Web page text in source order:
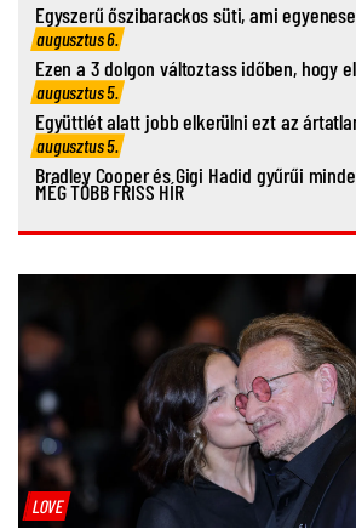
Egyszerű őszibarackos süti, ami
augusztus 6.
Ezen a 3 dolgon változtass időben, hogy
augusztus 5.
Együttlét alatt jobb elkerülni ezt az
augusztus 5.
Bradley Cooper és Gigi Hadid gyűrűi
MÉG TÖBB FRISS HÍR
LOVE